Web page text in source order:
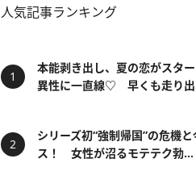
人気記事ランキング
本能剥き出し、夏の恋がスタ
異性に一直線♡ 早くも走り
シリーズ初“強制帰国”の危機
ス！ 女性が沼るモテテク勃...